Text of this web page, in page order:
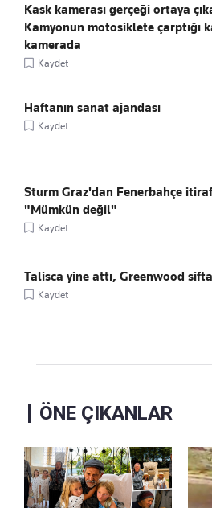
Kask kamerası gerçeği ortaya
Kamyonun motosiklete çarptığı
kamerada
Kaydet
Haftanın sanat ajandası
Kaydet
Sturm Graz'dan Fenerbahçe
"Mümkün değil"
Kaydet
Talisca yine attı, Greenwood
Kaydet
ÖNE ÇIKANLAR